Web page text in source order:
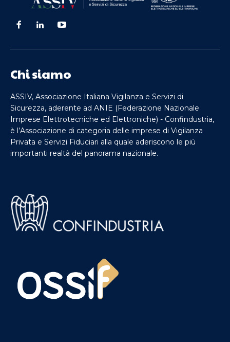
Chi siamo
ASSIV, Associazione Italiana Vigilanza e Servizi di
Sicurezza, aderente ad ANIE (Federazione Nazionale
Imprese Elettrotecniche ed Elettroniche) - Confindustria,
è l’Associazione di categoria delle imprese di Vigilanza
Privata e Servizi Fiduciari alla quale aderiscono le più
importanti realtà del panorama nazionale.